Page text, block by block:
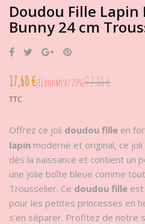
Doudou Fille Lapin
Bunny 24 cm
PartagerTweet Google+
17,60 € Économisez 20%22,00 €
TTC
Offrez ce joli doudou fille en
lapin moderne et original, ce joli
dès la naissance et contient un
une jolie boîte bleue comme
Trousselier. Ce doudou fille est
pour les petites princesses en
s'en séparer. Profitez de notre